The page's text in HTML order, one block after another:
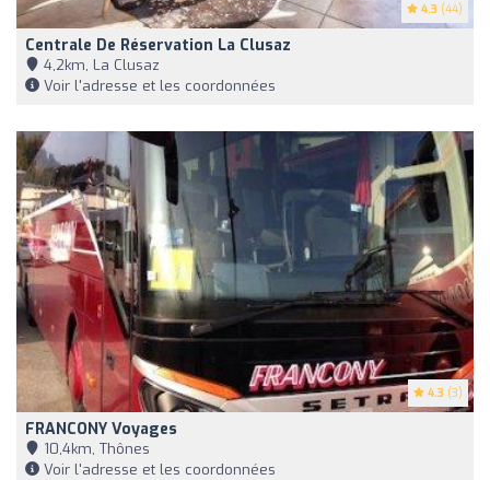
4.3 (44)
Centrale De Réservation La Clusaz
4,2km, La Clusaz
Voir l'adresse et les coordonnées
4.3 (3)
FRANCONY Voyages
10,4km, Thônes
Voir l'adresse et les coordonnées